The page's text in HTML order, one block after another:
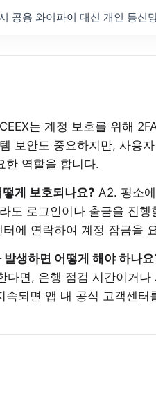
공용 와이파이 대신 개인 통신
는 계정 보호를 위해
보안도 중요하지만, 사용
한 역할을 합니다.
게 보호되나요? A2. 평소
도 로그인이나 출금을 진행
에 연락하여 계정 잠금을
생하면 어떻게 해야 하나요
면, 은행 점검 시간이거나
되면 앱 내 공식 고객센터